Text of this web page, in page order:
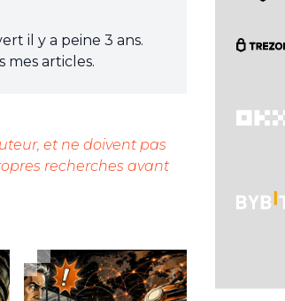
il y a peine 3 ans.
mes articles.
et ne doivent pas
recherches avant